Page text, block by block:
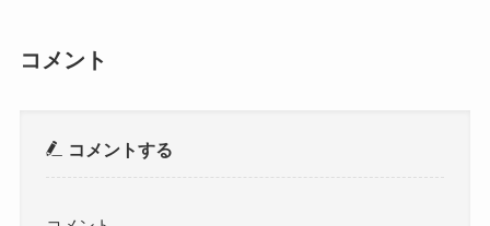
コメント
コメントする